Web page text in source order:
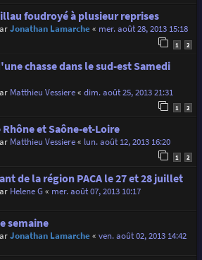
foudroyé à plusieur reprises
Jonathan Lamarche« mer. août 28, 2013 15:18
1 2
chasse dans le sud-est Samedi
Matthieu Vessiere« dim. août 25, 2013 21:31
1 2
Rhône et Saône-et-Loire
Matthieu Vessiere« lun. août 12, 2013 16:20
1 2
de la région PACA le 27 et 28 juillet
Helene G« mer. août 07, 2013 10:17
semaine
Jonathan Lamarche« ven. août 02, 2013 14:42